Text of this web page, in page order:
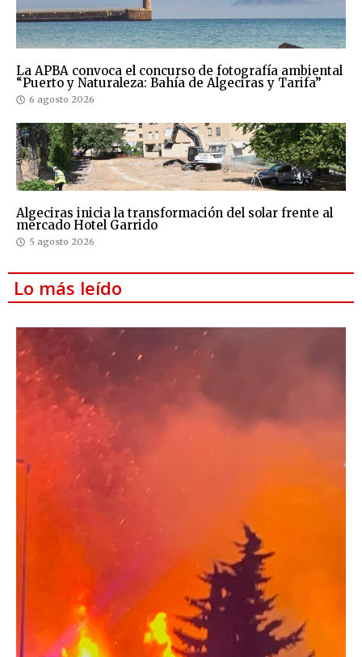
La APBA convoca el concurso de fotografía ambiental
“Puerto y Naturaleza: Bahía de Algeciras y Tarifa”
6 agosto 2026
Algeciras inicia la transformación del solar frente al
mercado Hotel Garrido
5 agosto 2026
Lo más leído